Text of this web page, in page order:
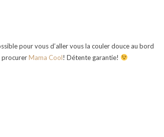
pour vous d’aller vous la couler douce au bord
procurerMama Cool! Détente garantie!